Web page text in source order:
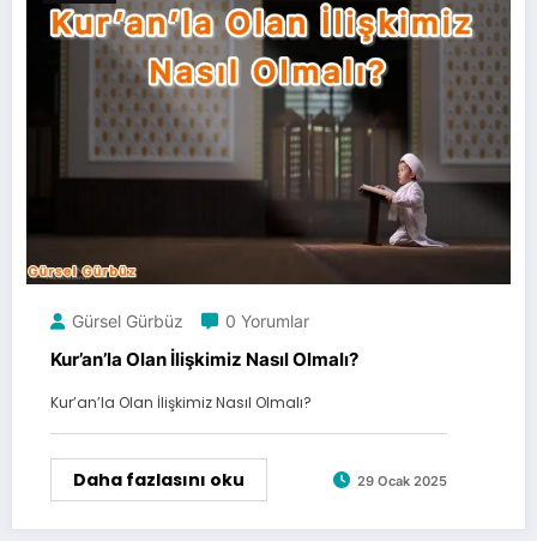
Gürsel Gürbüz 0 Yorumlar
Kur’an’la Olan İlişkimiz Nasıl Olmalı?
Kur’an’la Olan İlişkimiz Nasıl Olmalı?
Daha fazlasını oku 29 Ocak 2025